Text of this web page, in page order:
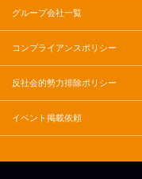
グループ会社一覧
コンプライアンスポリシー
反社会的勢力排除ポリシー
イベント掲載依頼